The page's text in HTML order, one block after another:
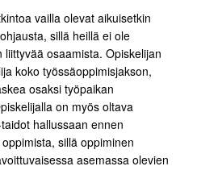
vailla olevat aikuisetkin
sillä heillä ei ole
osaamista. Opiskelijan
koko työssäoppimisjakson,
osaksi työpaikan
on myös oltava
hallussaan ennen
sillä oppiminen
asemassa olevien